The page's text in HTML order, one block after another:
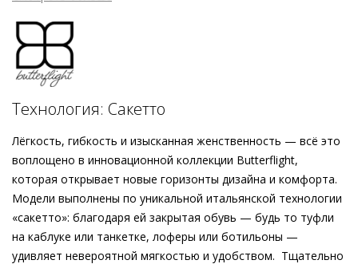
сочетается с укороченными брюками, шортами и платьями.
Дополнительное преимущество: босоножки являются
частью уникальной коллекции Högl Butterflight, которая
отличается ни с чем не сравнимым уровнем комфорта,
возможным благодаря использованию технологии
«сакетто» – традиционному мастерству ручной работы,
при каждом движении, обеспечивая безупречную лёгкость
и первоклассный комфорт.
Технология: Сакетто
Лёгкость, гибкость и изысканная женственность — всё это
воплощено в инновационной коллекции Butterflight,
которая открывает новые горизонты дизайна и комфорта.
Модели выполнены по уникальной итальянской технологии
«сакетто»: благодаря ей закрытая обувь — будь то туфли
на каблуке или танкетке, лоферы или ботильоны —
удивляет невероятной мягкостью и удобством. Тщательно